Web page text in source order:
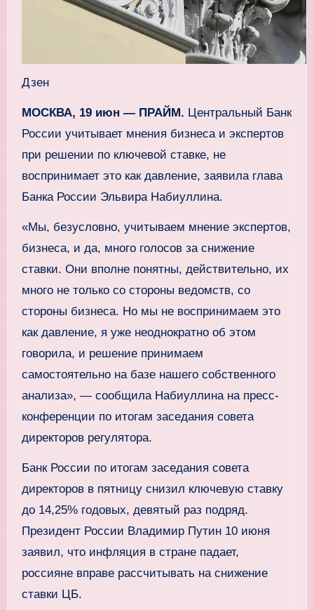
Дзен
МОСКВА, 19 июн — ПРАЙМ. Центральный Банк
России учитывает мнения бизнеса и экспертов
при решении по ключевой ставке, не
воспринимает это как давление, заявила глава
Банка России Эльвира Набиуллина.
«Мы, безусловно, учитываем мнение экспертов,
бизнеса, и да, много голосов за снижение
ставки. Они вполне понятны, действительно, их
много не только со стороны ведомств, со
стороны бизнеса. Но мы не воспринимаем это
как давление, я уже неоднократно об этом
говорила, и решение принимаем
самостоятельно на базе нашего собственного
анализа», — сообщила Набиуллина на пресс-
конференции по итогам заседания совета
директоров регулятора.
Банк России по итогам заседания совета
директоров в пятницу снизил ключевую ставку
до 14,25% годовых, девятый раз подряд.
Президент России Владимир Путин 10 июня
заявил, что инфляция в стране падает,
россияне вправе рассчитывать на снижение
ставки ЦБ.